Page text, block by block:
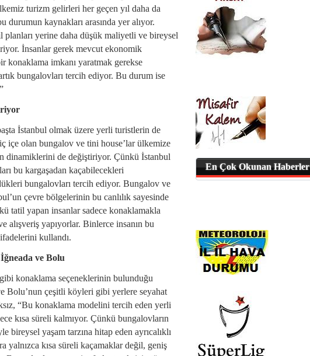
turizm gelirleri her geçen yıl daha da
durumun kaynakları arasında yer alıyor.
yerine daha düşük maliyetli ve bireysel
İnsanlar gerek mevcut ekonomik
konaklama imkanı yaratmak gerekse
bungalovları tercih ediyor. Bu durum ise
İstanbul olmak üzere yerli turistlerin de
içe olan bungalov ve tini house’lar ülkemize
dinamiklerini de değiştiriyor. Çünkü İstanbul
bu kargaşadan kaçabilecekleri
bungalovları tercih ediyor. Bungalov ve
çevre bölgelerinin bu canlılık sayesinde
tatil yapan insanlar sadece konaklamakla
alışveriş yapıyorlar. Binlerce insanın bu
kullandı.
ve Bolu
konaklama seçeneklerinin bulunduğu
Bolu’nun çeşitli köyleri gibi yerlere seyahat
“Bu konaklama modelini tercih eden yerli
kısa süreli kalmıyor. Çünkü bungalovların
yaşam tarzına hitap eden ayrıcalıklı
yalnızca kısa süreli kaçamaklar değil, geniş
En Çok Okunan Haberler